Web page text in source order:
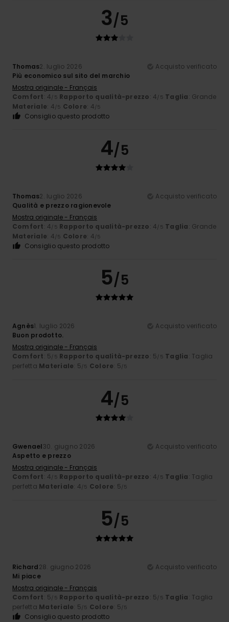
3/5
Thomas2. luglio 2026
Acquisto verificato
Più economico sul sito del marchio
Mostra originale - Français
Comfort: 4/5 Rapporto qualità-prezzo: 4/5 Taglia: Grande
Materiale: 4/5 Colore: 4/5
Consiglio questo prodotto
4/5
Thomas2. luglio 2026
Acquisto verificato
Qualità e prezzo ragionevole
Mostra originale - Français
Comfort: 4/5 Rapporto qualità-prezzo: 4/5 Taglia: Grande
Materiale: 4/5 Colore: 4/5
Consiglio questo prodotto
5/5
Agnès1. luglio 2026
Acquisto verificato
Buon prodotto.
Mostra originale - Français
Comfort: 5/5 Rapporto qualità-prezzo: 5/5 Taglia: Taglia
perfetta Materiale: 5/5 Colore: 5/5
4/5
Gwenael30. giugno 2026
Acquisto verificato
Aspetto e prezzo
Mostra originale - Français
Comfort: 4/5 Rapporto qualità-prezzo: 4/5 Taglia: Taglia
perfetta Materiale: 4/5 Colore: 5/5
5/5
Richard28. giugno 2026
Acquisto verificato
Mi piace
Mostra originale - Français
Comfort: 5/5 Rapporto qualità-prezzo: 5/5 Taglia: Taglia
perfetta Materiale: 5/5 Colore: 5/5
Consiglio questo prodotto